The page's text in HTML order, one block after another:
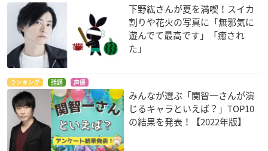
下野紘さんが夏を満喫！スイカ
割りや花火の写真に「無邪気に
遊んでて最高です」「癒され
た」
ランキング 話題 声優
みんなが選ぶ「関智一さんが演
じるキャラといえば？」TOP10
の結果を発表！【2022年版】